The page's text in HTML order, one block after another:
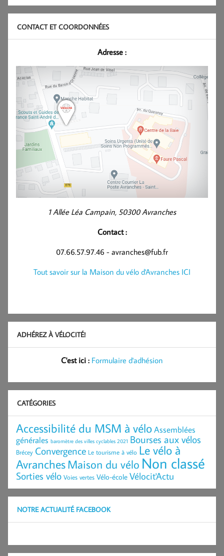
CONTACT ET COORDONNÉES
Adresse :
1 Allée Léa Campain, 50300 Avranches
Contact :
07.66.57.97.46 - avranches@fub.fr
Tout savoir sur la Maison du vélo d'Avranches ICI
ADHÉREZ À VÉLOCITÉ!
C'est ici : Formulaire d'adhésion
CATÉGORIES
Accessibilité du MSM à véloAssemblées
générales baromètre des villes cyclables 2021 Bourses aux vélos
Brécey Convergence Le tourisme à vélo Le vélo à
AvranchesMaison du vélo Non classé
Sorties vélo Voies vertes Vélo-école Vélocit'Actu
NOTRE ACTUALITÉ FACEBOOK